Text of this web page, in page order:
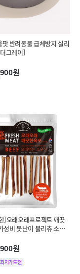
팟 반려동물 급체방지 실리
그레이]
원
]오래오래프로젝트 깨끗
성비 못난이 불리츄 소우
스틱)
원
최저가도전